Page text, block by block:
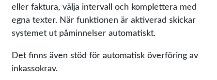
eller faktura, välja intervall och komplettera med
egna texter. När funktionen är aktiverad skickar
systemet ut påminnelser automatiskt.
Det finns även stöd för automatisk överföring av
inkassokrav.